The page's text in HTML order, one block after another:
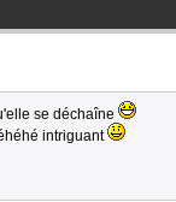
se déchaîne
intriguant